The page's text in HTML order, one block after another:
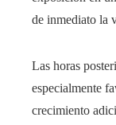
de inmediato la
Las horas
especialmente
crecimiento